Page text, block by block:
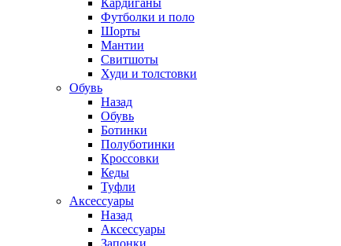
Кардиганы
Футболки и поло
Шорты
Мантии
Свитшоты
Худи и толстовки
Обувь
Назад
Обувь
Ботинки
Полуботинки
Кроссовки
Кеды
Туфли
Аксессуары
Назад
Аксессуары
Запонки